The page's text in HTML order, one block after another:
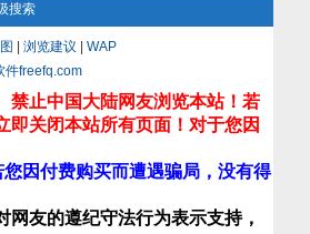
搜索
浏览建议
WAP
freefq.com
禁止中国大陆网友浏览本站！若
关闭本站所有页面！对于您因
因付费购买而遭遇骗局，没有得
友的遵纪守法行为表示支持，